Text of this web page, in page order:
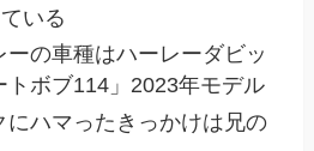
いる
の車種はハーレーダビッ
トボブ114」2023年モデル
にハマったきっかけは兄の